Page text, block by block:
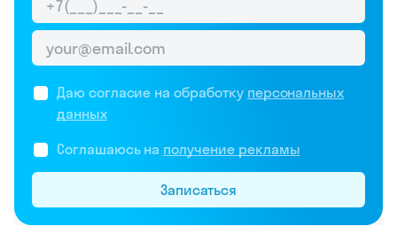
Даю согласие на обработку персональных
данных
Соглашаюсь на получение рекламы
Записаться